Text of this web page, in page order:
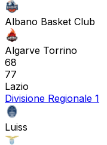
Albano Basket Club
Algarve Torrino
68
77
Lazio
Divisione Regionale 1
Luiss